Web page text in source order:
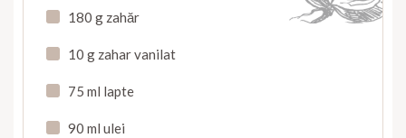
180 g zahăr
10 g zahar vanilat
75 ml lapte
90 ml ulei